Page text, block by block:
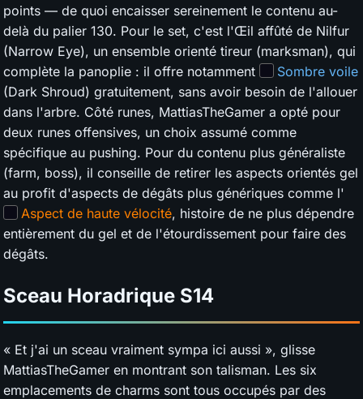
points — de quoi encaisser sereinement le contenu au-
delà du palier 130. Pour le set, c'est l'Œil affûté de Nilfur
(Narrow Eye), un ensemble orienté tireur (marksman), qui
complète la panoplie : il offre notamment
Sombre voile
(Dark Shroud) gratuitement, sans avoir besoin de l'allouer
dans l'arbre. Côté runes, MattiasTheGamer a opté pour
deux runes offensives, un choix assumé comme
spécifique au pushing. Pour du contenu plus généraliste
(farm, boss), il conseille de retirer les aspects orientés gel
au profit d'aspects de dégâts plus génériques comme l'
Aspect de haute vélocité, histoire de ne plus dépendre
entièrement du gel et de l'étourdissement pour faire des
dégâts.
Sceau Horadrique S14
« Et j'ai un sceau vraiment sympa ici aussi », glisse
MattiasTheGamer en montrant son talisman. Les six
emplacements de charms sont tous occupés par des